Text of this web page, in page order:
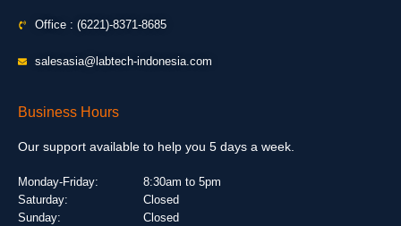
Office : (6221)-8371-8685
salesasia@labtech-indonesia.com
Business Hours
Our support available to help you 5 days a week.
Monday-Friday:
Saturday:
Sunday:
8:30am to 5pm
Closed
Closed